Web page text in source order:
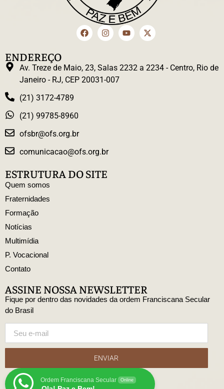
ENDEREÇO
Av. Treze de Maio, 23, Salas 2232 a 2234 - Centro, Rio de
Janeiro - RJ, CEP 20031-007
(21) 3172-4789
(21) 99785-8960
ofsbr@ofs.org.br
comunicacao@ofs.org.br
ESTRUTURA DO SITE
Quem somos
Fraternidades
Formação
Notícias
Multimídia
P. Vocacional
Contato
ASSINE NOSSA NEWSLETTER
Fique por dentro das novidades da ordem Franciscana Secular
do Brasil
ENVIAR
Ordem Franciscana Secular Online